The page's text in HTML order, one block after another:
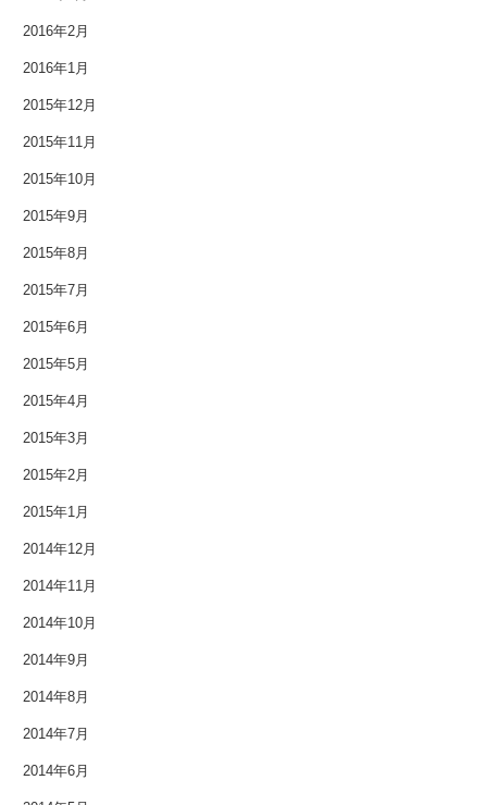
2016年2月
2016年1月
2015年12月
2015年11月
2015年10月
2015年9月
2015年8月
2015年7月
2015年6月
2015年5月
2015年4月
2015年3月
2015年2月
2015年1月
2014年12月
2014年11月
2014年10月
2014年9月
2014年8月
2014年7月
2014年6月